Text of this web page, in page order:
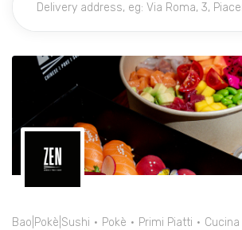
Bao|Pokè|Sushi Pokè Primi Piatti
Cucina